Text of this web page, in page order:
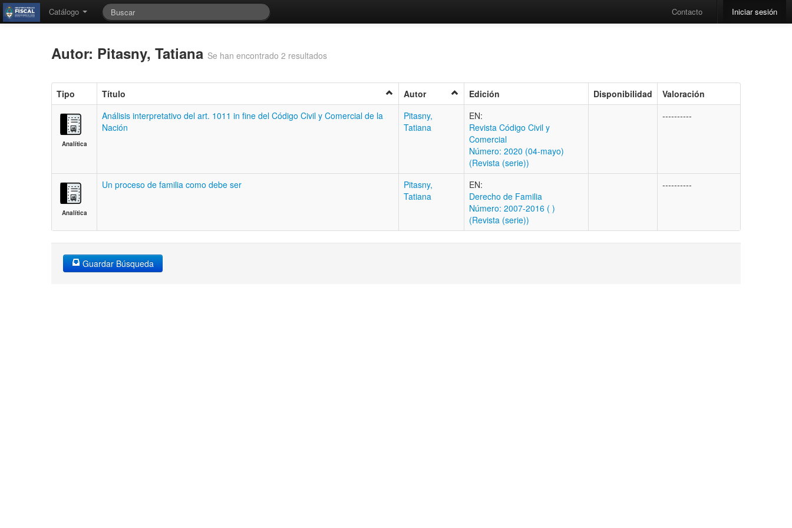
Catálogo Contacto Iniciar sesión
Autor: Pitasny, Tatiana Se han encontrado 2 resultados
Tipo Título Autor Edición Disponibilidad Valoración
Analítica
Análisis interpretativo del art. 1011 in fine del Código Civil y Comercial de la
Nación
Pitasny,
Tatiana
EN:
Revista Código Civil y
Comercial
Número: 2020 (04-mayo)
(Revista (serie))
----------
Analítica
Un proceso de familia como debe ser
Pitasny,
Tatiana
EN:
Derecho de Familia
Número: 2007-2016 ( )
(Revista (serie))
----------
Guardar Búsqueda